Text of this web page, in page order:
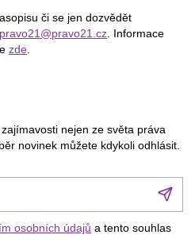
či se jen dozvědět
pravo21@pravo21.cz . Informace
zde
nejen ze světa práva
novinek můžete kdykoli odhlásit.
osobních údajů a tento souhlas